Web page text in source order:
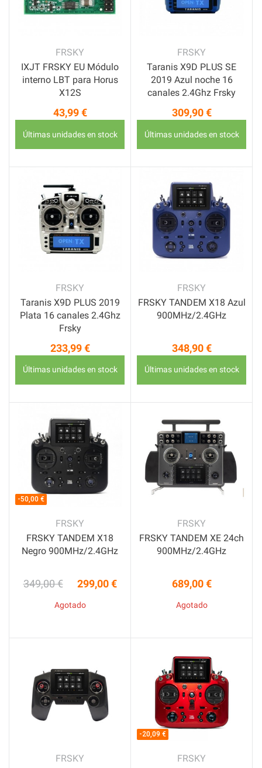
FRSKY
IXJT FRSKY EU Módulo
interno LBT para Horus
X12S
Precio
43,99 €
Últimas unidades en stock
FRSKY
Taranis X9D PLUS SE
2019 Azul noche 16
canales 2.4Ghz Frsky
Precio
309,90 €
Últimas unidades en stock
FRSKY
Taranis X9D PLUS 2019
Plata 16 canales 2.4Ghz
Frsky
Precio
233,99 €
Últimas unidades en stock
FRSKY
FRSKY TANDEM X18 Azul
900MHz/2.4GHz
Precio
348,90 €
Últimas unidades en stock
-50,00 €
FRSKY
FRSKY TANDEM X18
Negro 900MHz/2.4GHz
Precio base
349,00 € Precio
299,00 €
Agotado
FRSKY
FRSKY TANDEM XE 24ch
900MHz/2.4GHz
Precio
689,00 €
Agotado
FRSKY
-20,09 €
FRSKY